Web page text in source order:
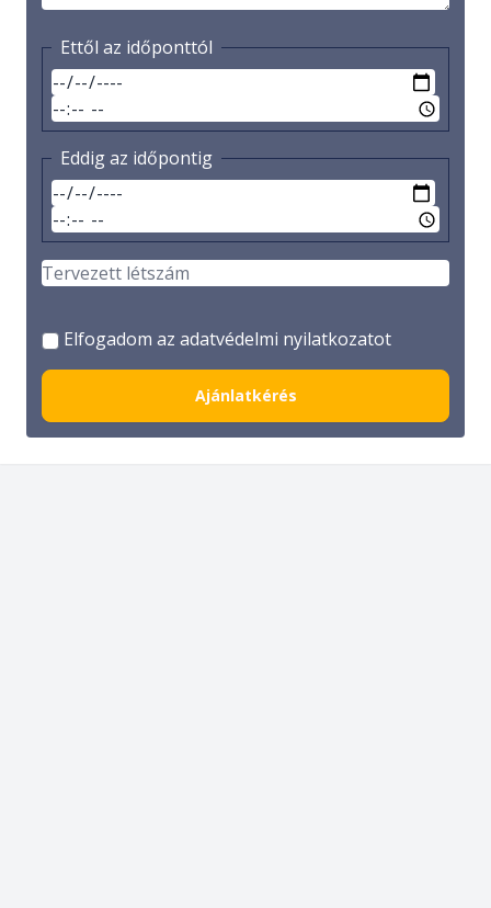
Ettől az időponttól
Eddig az időpontig
Elfogadom az adatvédelmi nyilatkozatot
Ajánlatkérés